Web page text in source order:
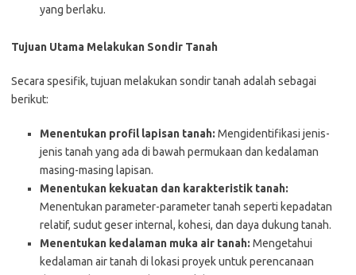
yang berlaku.
Tujuan Utama Melakukan Sondir Tanah
Secara spesifik, tujuan melakukan sondir tanah adalah sebagai
berikut:
Menentukan profil lapisan tanah: Mengidentifikasi jenis-
jenis tanah yang ada di bawah permukaan dan kedalaman
masing-masing lapisan.
Menentukan kekuatan dan karakteristik tanah:
Menentukan parameter-parameter tanah seperti kepadatan
relatif, sudut geser internal, kohesi, dan daya dukung tanah.
Menentukan kedalaman muka air tanah: Mengetahui
kedalaman air tanah di lokasi proyek untuk perencanaan